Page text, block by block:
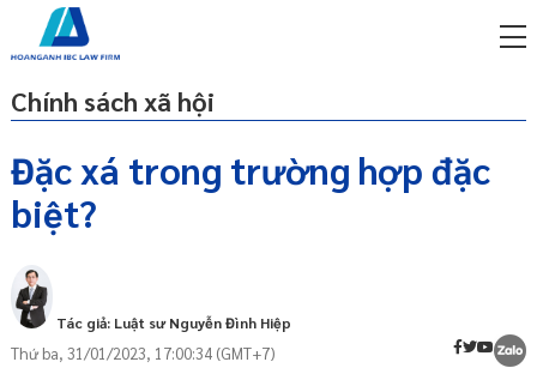
Chính sách xã hội
Đặc xá trong trường hợp đặc
biệt?
Tác giả: Luật sư Nguyễn Đình Hiệp
Thứ ba, 31/01/2023, 17:00:34 (GMT+7)
Trình tự, thủ tục lập hồ sơ đề nghị đặc xá
trong trường hợp đặc biệt
phí qua zalo
sư trực tuyến online
ty/doanh nghiệp
gói
phí qua zalo